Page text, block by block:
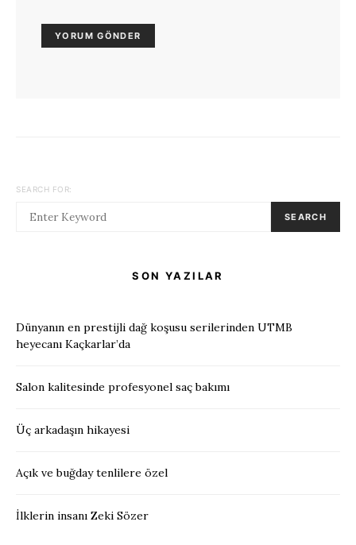
SEARCH FOR:
SEARCH
SON YAZILAR
Dünyanın en prestijli dağ koşusu serilerinden UTMB
heyecanı Kaçkarlar’da
Salon kalitesinde profesyonel saç bakımı
Üç arkadaşın hikayesi
Açık ve buğday tenlilere özel
İlklerin insanı Zeki Sözer